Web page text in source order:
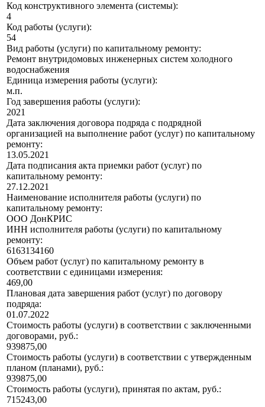
Код конструктивного элемента (системы):
4
Код работы (услуги):
54
Вид работы (услуги) по капитальному ремонту:
Ремонт внутридомовых инженерных систем холодного
водоснабжения
Единица измерения работы (услуги):
м.п.
Год завершения работы (услуги):
2021
Дата заключения договора подряда с подрядной
организацией на выполнение работ (услуг) по капитальному
ремонту:
13.05.2021
Дата подписания акта приемки работ (услуг) по
капитальному ремонту:
27.12.2021
Наименование исполнителя работы (услуги) по
капитальному ремонту:
ООО ДонКРИС
ИНН исполнителя работы (услуги) по капитальному
ремонту:
6163134160
Объем работ (услуг) по капитальному ремонту в
соответствии с единицами измерения:
469,00
Плановая дата завершения работ (услуг) по договору
подряда:
01.07.2022
Стоимость работы (услуги) в соответствии с заключенными
договорами, руб.:
939875,00
Стоимость работы (услуги) в соответствии с утвержденным
планом (планами), руб.:
939875,00
Стоимость работы (услуги), принятая по актам, руб.:
715243,00